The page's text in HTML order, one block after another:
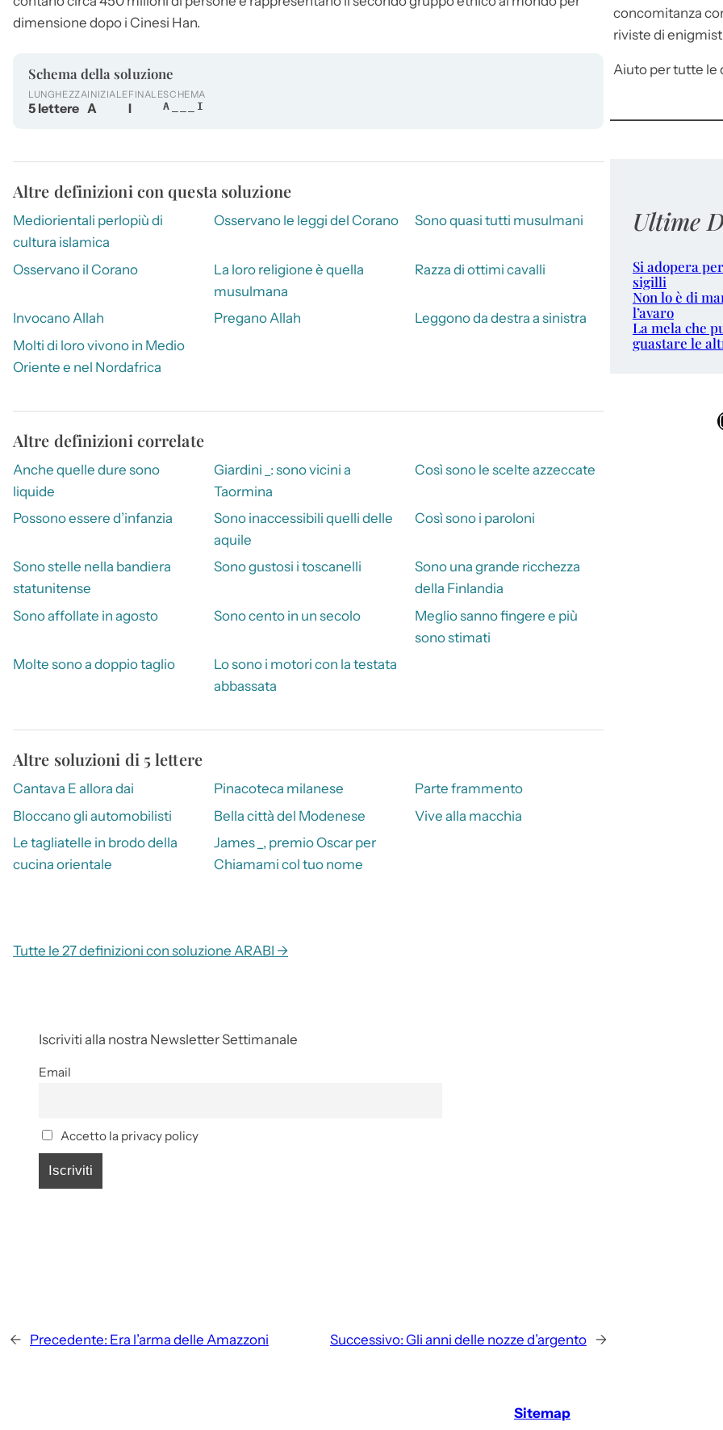
dimensione dopo i Cinesi Han.
Schema della soluzione
LUNGHEZZA
5 lettere
INIZIALE
A
FINALE
I
SCHEMA
A___I
Altre definizioni con questa soluzione
Mediorientali perlopiù di
cultura islamica
Osservano le leggi del Corano Sono quasi tutti musulmani
Osservano il Corano
La loro religione è quella
musulmana
Razza di ottimi cavalli
Invocano Allah Pregano Allah
Leggono da destra a sinistra
Molti di loro vivono in Medio
Oriente e nel Nordafrica
Altre definizioni correlate
Anche quelle dure sono
liquide
Giardini _: sono vicini a
Taormina
Così sono le scelte azzeccate
Possono essere d’infanzia
Sono inaccessibili quelli delle
aquile
Così sono i paroloni
Sono stelle nella bandiera
statunitense
Sono gustosi i toscanelli
Sono una grande ricchezza
della Finlandia
Sono affollate in agosto
Sono cento in un secolo
Meglio sanno fingere e più
sono stimati
Molte sono a doppio taglio
Lo sono i motori con la testata
abbassata
Altre soluzioni di 5 lettere
Cantava E allora dai Pinacoteca milanese
Parte frammento
Bloccano gli automobilisti
Bella città del Modenese
Vive alla macchia
Le tagliatelle in brodo della
cucina orientale
James _, premio Oscar per
Chiamami col tuo nome
Tutte le 27 definizioni con soluzione ARABI →
Iscriviti alla nostra Newsletter Settimanale
Email
Accetto la privacy policy
← Precedente: Era l’arma delle Amazzoni Successivo: Gli anni delle nozze d’argento →
concomitanza
riviste di
Aiuto per tutte le
Ultime
Si adopera
sigilli
Non lo è di
l’avaro
La mela che
guastare le
Sitemap